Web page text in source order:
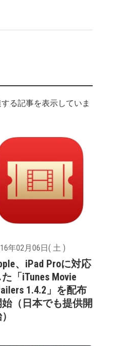
る記事を表示していま
年02月06日( 土 )
、iPad Proに対応
た「iTunes Movie
1.4.2」を配布
始（日本でも提供開